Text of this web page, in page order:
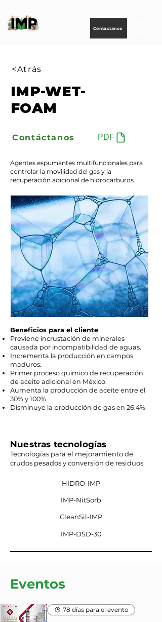
Contáctanos
<Atrás
IMP-WET-
FOAM
Contáctanos PDF
Agentes espumantes multifuncionales para
controlar la movilidad del gas y la
recuperación adicional de hidrocarburos.
Beneficios para el cliente
Previene incrustación de minerales
causada por incompatibilidad de aguas.
Incrementa la producción en campos
maduros.
Primer proceso químico de recuperación
de aceite adicional en México.
Aumenta la producción de aceite entre el
30% y 100%.
Disminuye la producción de gas en 26.4%.
Nuestras tecnologías
Tecnologías para el mejoramiento de
crudos pesados y conversión de residuos
HIDRO-IMP
IMP-NitSorb
CleanSil-IMP
IMP-DSD-30
Eventos
78 días para el evento